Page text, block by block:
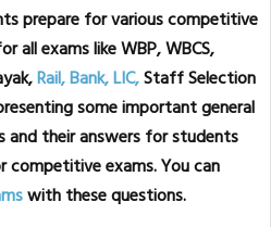
prepare for various competitive
all exams like WBP, WBCS,
Rail, Bank, LIC,Staff Selection
some important general
and their answers for students
competitive exams. You can
with these questions.